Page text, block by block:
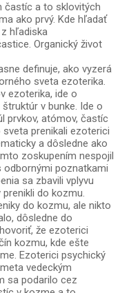
častíc a to sklovitých
ako prvý. Kde hľadať
hľadiska
Organický život
definuje, ako vyzerá
sveta ezoterika.
ezoterika, ide o
v bunke. Ide o
prvkov, atómov, častíc
prenikali ezoterici
a dôsledne ako
zoskupením nespojil
odbornými poznatkami
sa zbavili vplyvu
do kozmu.
do kozmu, ale nikto
dôsledne do
že ezoterici
kozmu, kde ešte
Ezoterici psychický
vedeckým
sa podarilo cez